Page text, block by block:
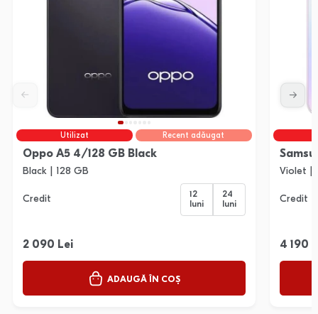
Utilizat Recent adăugat
Oppo A5 4/128 GB Black
Black | 128 GB
Credit
12
luni
24
luni
2 090 Lei
ADAUGĂ ÎN COȘ
Violet |
Credit
4 190